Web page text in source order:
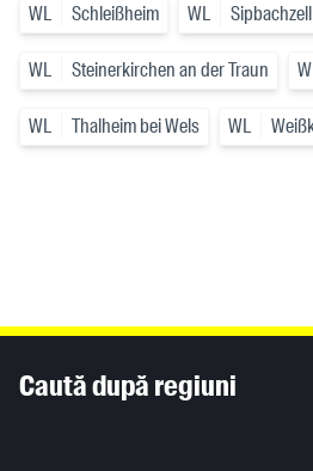
WL Schleißheim WL Sipbachzell
WL Steinerkirchen an der Traun
WL Thalheim bei Wels WL
Caută după regiuni